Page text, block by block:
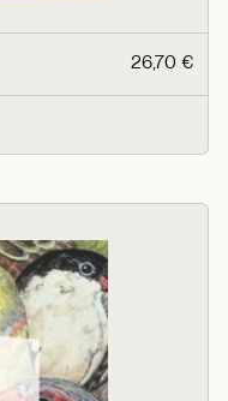
26,70 €